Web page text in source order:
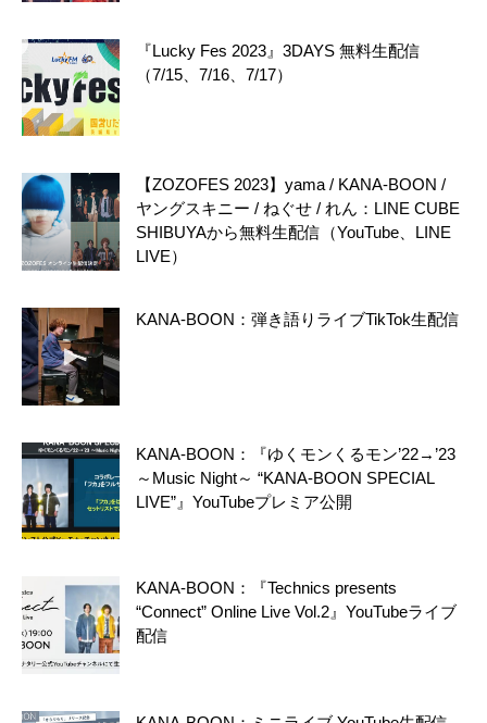
『Lucky Fes 2023』3DAYS 無料生配信
（7/15、7/16、7/17）
【ZOZOFES 2023】yama / KANA-BOON /
ヤングスキニー / ねぐせ / れん：LINE CUBE
SHIBUYAから無料生配信（YouTube、LINE
LIVE）
KANA-BOON：弾き語りライブTikTok生配信
KANA-BOON：『ゆくモンくるモン’22→’23
～Music Night～ “KANA-BOON SPECIAL
LIVE”』YouTubeプレミア公開
KANA-BOON：『Technics presents
“Connect” Online Live Vol.2』YouTubeライブ
配信